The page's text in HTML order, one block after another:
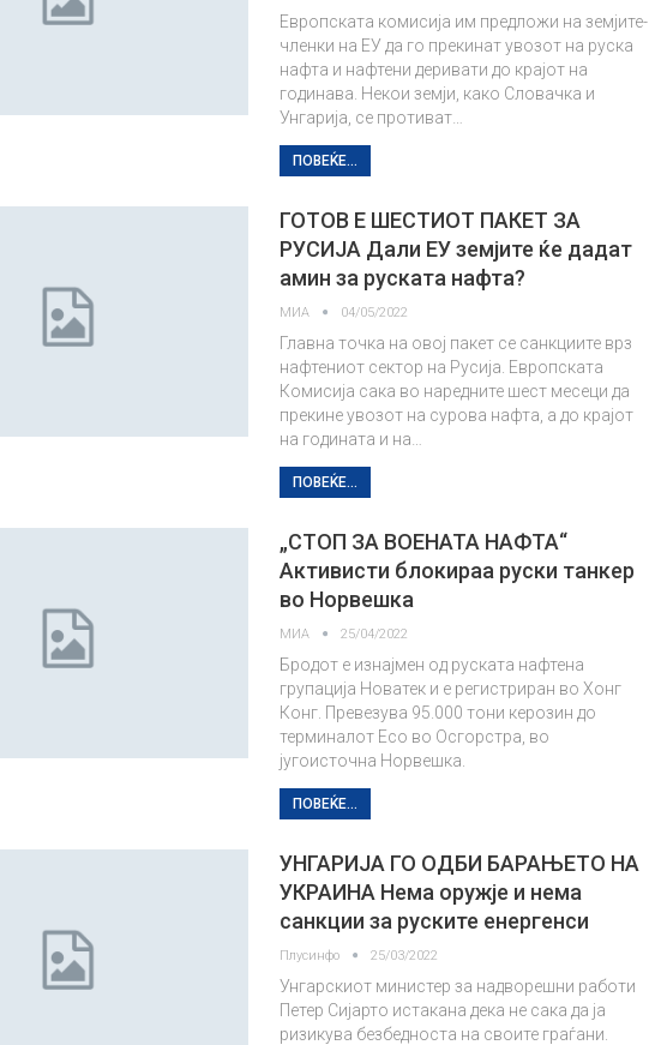
Европската комисија им предложи на земјите-
членки на ЕУ да го прекинат увозот на руска
нафта и нафтени деривати до крајот на
годинава. Некои земји, како Словачка и
Унгарија, се противат…
ПОВЕЌЕ...
ГОТОВ Е ШЕСТИОТ ПАКЕТ ЗА
РУСИЈА Дали ЕУ земјите ќе дадат
амин за руската нафта?
МИА 04/05/2022
Главна точка на овој пакет се санкциите врз
нафтениот сектор на Русија. Европската
Комисија сака во наредните шест месеци да
прекине увозот на сурова нафта, а до крајот
на годината и на…
ПОВЕЌЕ...
„СТОП ЗА ВОЕНАТА НАФТА“
Активисти блокираа руски танкер
во Норвешка
МИА 25/04/2022
Бродот е изнајмен од руската нафтена
групација Новатек и е регистриран во Хонг
Конг. Превезува 95.000 тони керозин до
терминалот Есо во Осгорстра, во
југоисточна Норвешка.
ПОВЕЌЕ...
УНГАРИЈА ГО ОДБИ БАРАЊЕТО НА
УКРАИНА Нема оружје и нема
санкции за руските енергенси
Плусинфо 25/03/2022
Унгарскиот министер за надворешни работи
Петер Сијарто истакана дека не сака да ја
ризикува безбедноста на своите граѓани.